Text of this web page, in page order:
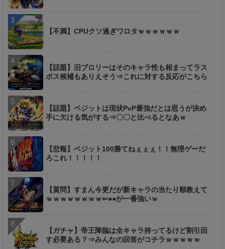
【不満】CPUクソ過ぎワロタｗｗｗｗｗｗ
【話題】旧ブロリーはそのキャラ性も相まってラス
ボス候補もありえそう⇒これに対する反応がこちら
【話題】ベジットは現状PvP最強だとは思うが決め
手に欠ける気がする⇒〇〇と比べるとなあｗ
【悲報】ベジット100勝てねぇぇぇ！！無理ゲーだ
ろこれ！！！！！
【質問】すまん今更だが新キャラの当たり順教えて
ｗｗｗｗｗｗｗｗ⇐●●が一番強いｗ
【ガチャ】帝王降臨は全キャラ持ってるけど割引回
す必要ある？⇒みんなの回答がコチラｗｗｗｗｗ